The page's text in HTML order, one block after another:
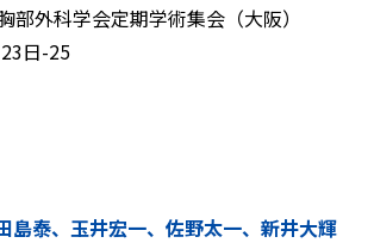
部外科学会定期学術集会（大阪）
日-25
島泰、玉井宏一、佐野太一、新井大輝